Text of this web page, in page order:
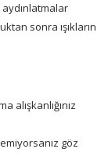
aydınlatmalar
sonra ışıkların
alışkanlığınız
göz